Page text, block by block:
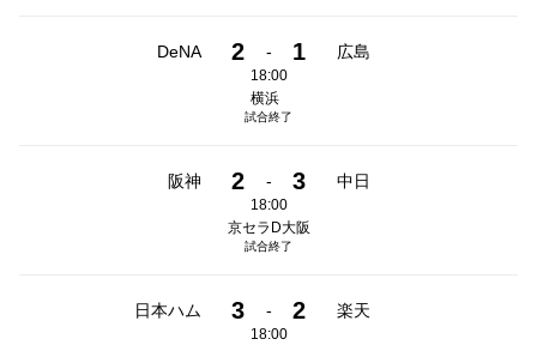
DeNA 2 - 1 広島
18:00
横浜
試合終了
阪神 2 - 3 中日
18:00
京セラD大阪
試合終了
日本ハム 3 - 2 楽天
18:00